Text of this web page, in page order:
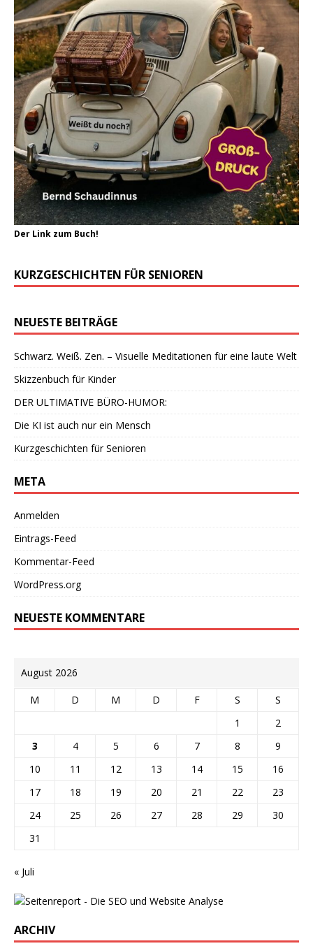
Der Link zum Buch!
KURZGESCHICHTEN FÜR SENIOREN
NEUESTE BEITRÄGE
Schwarz. Weiß. Zen. – Visuelle Meditationen für eine laute Welt
Skizzenbuch für Kinder
DER ULTIMATIVE BÜRO-HUMOR:
Die KI ist auch nur ein Mensch
Kurzgeschichten für Senioren
META
Anmelden
Eintrags-Feed
Kommentar-Feed
WordPress.org
NEUESTE KOMMENTARE
August 2026
M D M D F S
S
1
2
3
4 5 6 7 8
9
10
11 12 13 14 15
16
17
18 19 20 21 22
23
24
25 26 27 28 29
30
31
« Juli
ARCHIV